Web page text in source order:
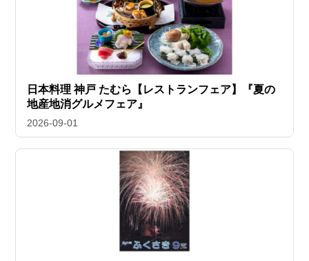
日本料理 神戸 たむら【レストランフェア】『夏の
地産地消グルメフェア』
2026-09-01